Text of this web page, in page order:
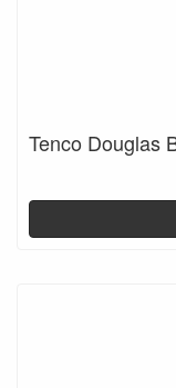
Tenco Douglas